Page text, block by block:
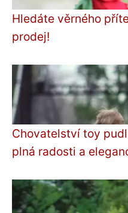
Hledáte věrného
prodej!
Chovatelství toy
plná radosti a